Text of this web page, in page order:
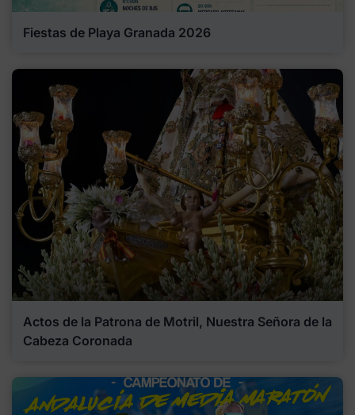
Fiestas de Playa Granada 2026
Actos de la Patrona de Motril, Nuestra Señora de la
Cabeza Coronada